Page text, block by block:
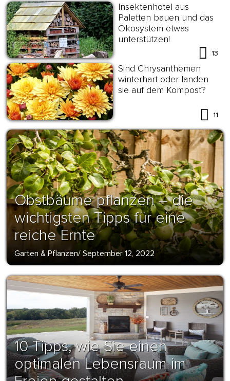
Insektenhotel aus
Paletten bauen und das
Ökosystem etwas
unterstützen!
13
Sind Chrysanthemen
winterhart oder landen
sie auf dem Kompost?
11
Obstbäume pflanzen – die
wichtigsten Tipps für eine
reiche Ernte
Garten & Pflanzen/ September 12, 2022
10 Tipps, wie Sie einen
optimalen Lebensraum im